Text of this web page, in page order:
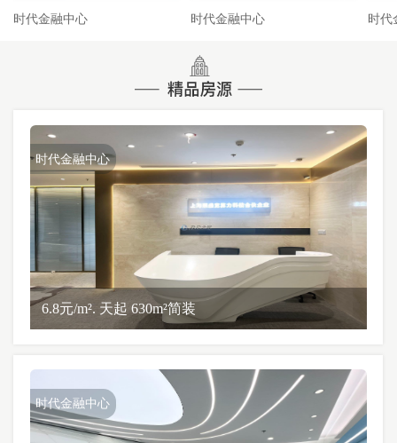
时代金融中心 时代金融中心 时代
时代金融中心
6.8元/m². 天起 630m²简装
时代金融中心